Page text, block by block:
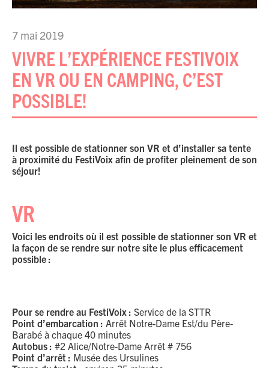
7 mai 2019
VIVRE L’EXPÉRIENCE FESTIVOIX
EN VR OU EN CAMPING, C’EST
POSSIBLE!
Il est possible de stationner son VR et d’installer sa tente
à proximité du FestiVoix afin de profiter pleinement de son
séjour!
VR
Voici les endroits où il est possible de stationner son VR et
la façon de se rendre sur notre site le plus efficacement
possible :
Pour se rendre au FestiVoix : Service de la STTR
Point d’embarcation : Arrêt Notre-Dame Est/du Père-
Barabé à chaque 40 minutes
Autobus : #2 Alice/Notre-Dame Arrêt # 756
Point d’arrêt : Musée des Ursulines